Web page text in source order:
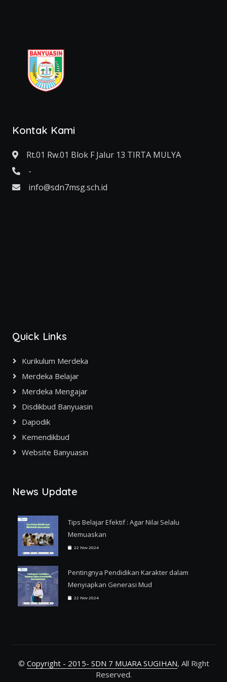
Kontak Kami
Rt.01 Rw.01 Blok F Jalur 13 TIRTA MULYA
-
info@sdn7msg.sch.id
Quick Links
Kurikulum Merdeka
Merdeka Belajar
Merdeka Mengajar
Disdikbud Banyuasin
Dapodik
Kemendikbud
Website Banyuasin
News Update
Tips Belajar Efektif : Agar Nilai Selalu
Memuaskan
22 Nov 2024
Pentingnya Pendidikan Karakter dalam
Menyiapkan Generasi Mud
22 Nov 2024
© Copyright - 2015- SDN 7 MUARA SUGIHAN, All Right
Reserved.